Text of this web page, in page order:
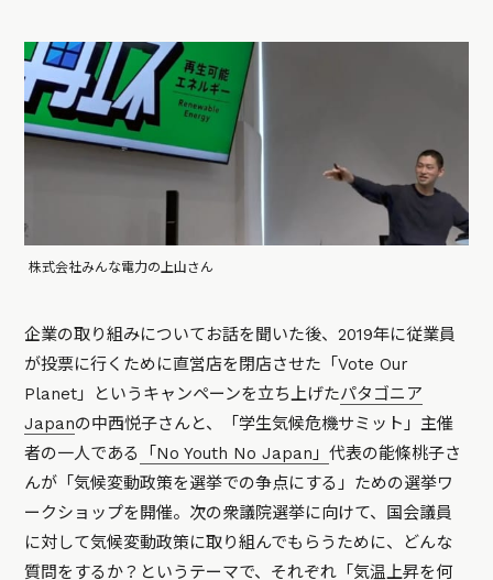
株式会社みんな電力の上山さん
企業の取り組みについてお話を聞いた後、2019年に従業員
が投票に行くために直営店を閉店させた「Vote Our
Planet」というキャンペーンを立ち上げたパタゴニア
Japanの中西悦子さんと、「学生気候危機サミット」主催
者の一人である
「No Youth No Japan」代表の能條桃子さ
んが「気候変動政策を選挙での争点にする」ための選挙ワ
ークショップを開催。次の衆議院選挙に向けて、国会議員
に対して気候変動政策に取り組んでもらうために、どんな
質問をするか？というテーマで、それぞれ「気温上昇を何